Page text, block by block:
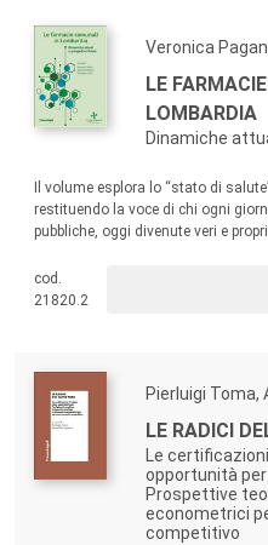
Veronica
LE
LOMBARDIA
Dinamiche
Il volume esplora lo “stato di
restituendo la voce di chi ogni
pubbliche, oggi divenute veri e
contributo per ripensare il ruolo
cod.
21820.2
Pierluigi Toma,
LE RADICI
Le
opportunità per
Prospettive
econometrici
competitivo